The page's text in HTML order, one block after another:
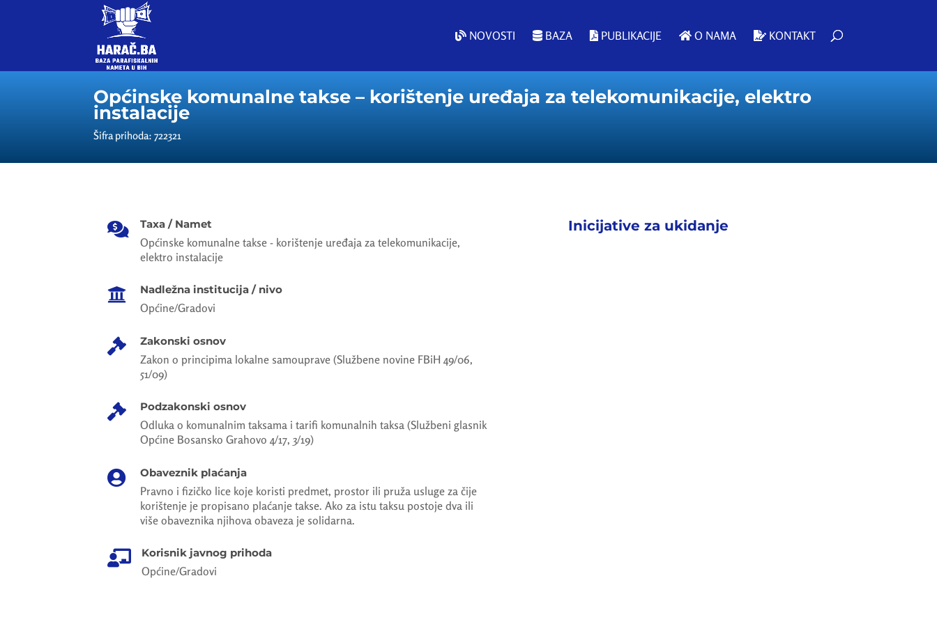
NOVOSTI BAZA PUBLIKACIJE O NAMA KONTAKT
Općinske komunalne takse – korištenje uređaja za telekomunikacije, elektro
instalacije
Šifra prihoda: 722321
 Taxa / Namet
Općinske komunalne takse - korištenje uređaja za telekomunikacije,
elektro instalacije
 Nadležna institucija / nivo
Općine/Gradovi
 Zakonski osnov
Zakon o principima lokalne samouprave (Službene novine FBiH 49/06,
51/09)
 Podzakonski osnov
Odluka o komunalnim taksama i tarifi komunalnih taksa (Službeni glasnik
Općine Bosansko Grahovo 4/17, 3/19)
 Obaveznik plaćanja
Pravno i fizičko lice koje koristi predmet, prostor ili pruža usluge za čije
korištenje je propisano plaćanje takse. Ako za istu taksu postoje dva ili
više obaveznika njihova obaveza je solidarna.
 Korisnik javnog prihoda
Općine/Gradovi
Inicijative za ukidanje